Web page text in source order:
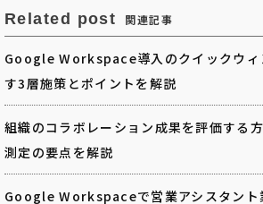
Related post 関連記事
Google Workspace導入のクイックウィ
す3層施策とポイントを解説
組織のコラボレーション成果を評価する
測定の要点を解説
Google Workspaceで営業アシスタント